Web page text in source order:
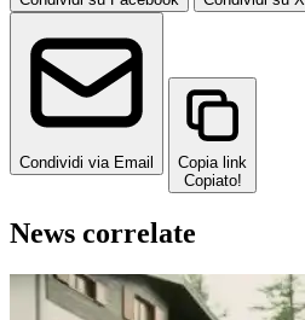
Condividi via Email
Copia link
Copiato!
News correlate